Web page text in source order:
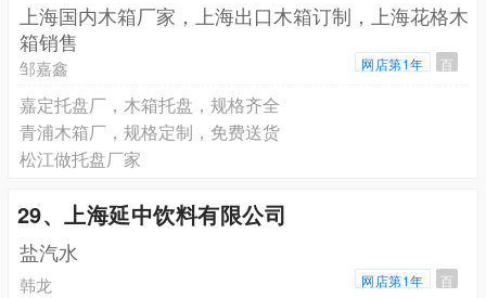
上海国内木箱厂家，上海出口木箱订制，上海花格木
箱销售
邹嘉鑫 网店第1年 百
嘉定托盘厂，木箱托盘，规格齐全
青浦木箱厂，规格定制，免费送货
松江做托盘厂家
29、上海延中饮料有限公司
盐汽水
韩龙 网店第1年 百